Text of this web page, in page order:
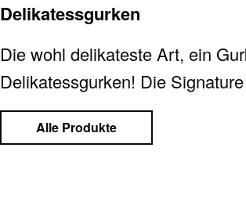
Delikatessgurken
Die wohl delikateste Art, ein
Delikatessgurken! Die
Alle Produkte